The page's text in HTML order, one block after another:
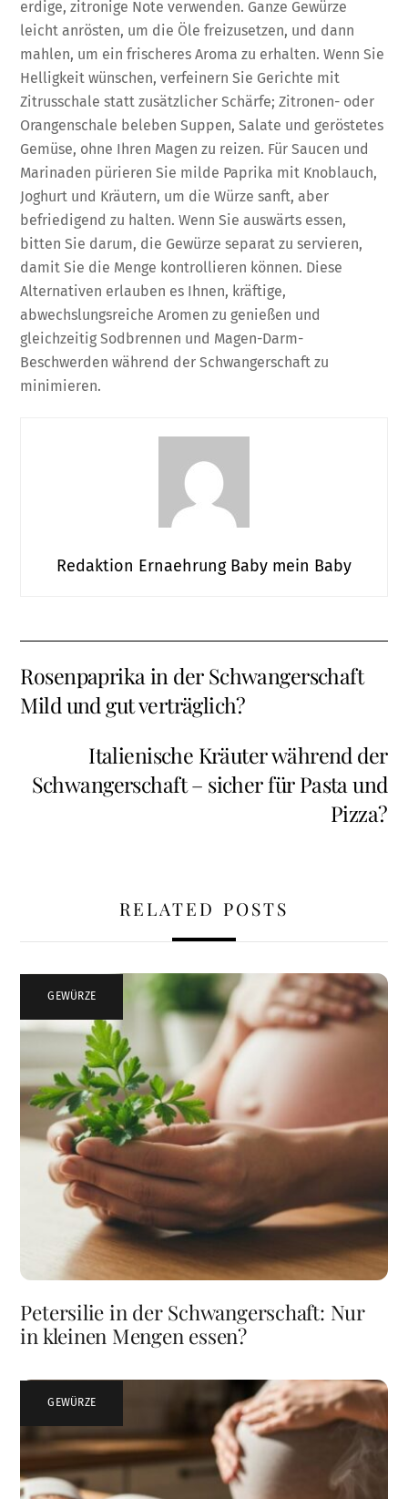
erdige, zitronige Note verwenden. Ganze Gewürze
leicht anrösten, um die Öle freizusetzen, und dann
mahlen, um ein frischeres Aroma zu erhalten. Wenn Sie
Helligkeit wünschen, verfeinern Sie Gerichte mit
Zitrusschale statt zusätzlicher Schärfe; Zitronen- oder
Orangenschale beleben Suppen, Salate und geröstetes
Gemüse, ohne Ihren Magen zu reizen. Für Saucen und
Marinaden pürieren Sie milde Paprika mit Knoblauch,
Joghurt und Kräutern, um die Würze sanft, aber
befriedigend zu halten. Wenn Sie auswärts essen,
bitten Sie darum, die Gewürze separat zu servieren,
damit Sie die Menge kontrollieren können. Diese
Alternativen erlauben es Ihnen, kräftige,
abwechslungsreiche Aromen zu genießen und
gleichzeitig Sodbrennen und Magen-Darm-
Beschwerden während der Schwangerschaft zu
minimieren.
Redaktion Ernaehrung Baby mein Baby
Rosenpaprika in der Schwangerschaft
Mild und gut verträglich?
Italienische Kräuter während der
Schwangerschaft – sicher für Pasta und
Pizza?
RELATED POSTS
GEWÜRZE
Petersilie in der Schwangerschaft: Nur
in kleinen Mengen essen?
GEWÜRZE